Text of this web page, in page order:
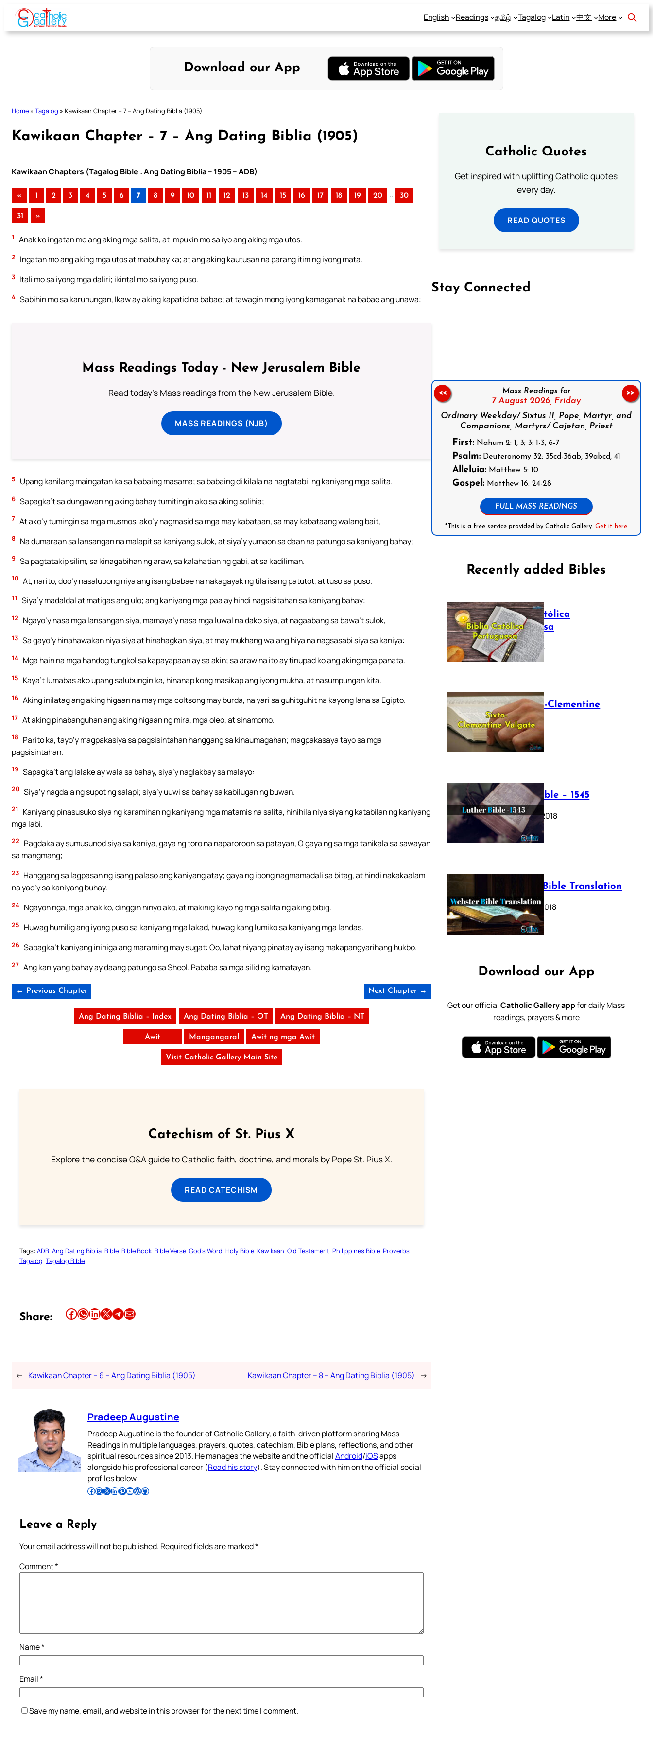
Skip
content
English Readings தமிழ் Tagalog Latin 中文 More
Download our App
Home » Tagalog » Kawikaan Chapter – 7 – Ang Dating Biblia (1905)
Kawikaan Chapter – 7 – Ang Dating Biblia (1905)
Kawikaan Chapters (Tagalog Bible : Ang Dating Biblia – 1905 – ADB)
« 1 2 3 4 5 6 7 8 9 10 11 12 13 14 15 16 17 18 19 20 .. 30
31 »
1 Anak ko ingatan mo ang aking mga salita, at impukin mo sa iyo ang aking mga utos.
2 Ingatan mo ang aking mga utos at mabuhay ka; at ang aking kautusan na parang itim ng iyong mata.
3 Itali mo sa iyong mga daliri; ikintal mo sa iyong puso.
4 Sabihin mo sa karunungan, Ikaw ay aking kapatid na babae; at tawagin mong iyong kamaganak na babae ang unawa:
Mass Readings Today - New Jerusalem Bible
Read today's Mass readings from the New Jerusalem Bible.
MASS READINGS (NJB)
5 Upang kanilang maingatan ka sa babaing masama; sa babaing di kilala na nagtatabil ng kaniyang mga salita.
6 Sapagka’t sa dungawan ng aking bahay tumitingin ako sa aking solihia;
7 At ako’y tumingin sa mga musmos, ako’y nagmasid sa mga may kabataan, sa may kabataang walang bait,
8 Na dumaraan sa lansangan na malapit sa kaniyang sulok, at siya’y yumaon sa daan na patungo sa kaniyang bahay;
9 Sa pagtatakip silim, sa kinagabihan ng araw, sa kalahatian ng gabi, at sa kadiliman.
10 At, narito, doo’y nasalubong niya ang isang babae na nakagayak ng tila isang patutot, at tuso sa puso.
11 Siya’y madaldal at matigas ang ulo; ang kaniyang mga paa ay hindi nagsisitahan sa kaniyang bahay:
12 Ngayo’y nasa mga lansangan siya, mamaya’y nasa mga luwal na dako siya, at nagaabang sa bawa’t sulok,
13 Sa gayo’y hinahawakan niya siya at hinahagkan siya, at may mukhang walang hiya na nagsasabi siya sa kaniya:
14 Mga hain na mga handog tungkol sa kapayapaan ay sa akin; sa araw na ito ay tinupad ko ang aking mga panata.
15 Kaya’t lumabas ako upang salubungin ka, hinanap kong masikap ang iyong mukha, at nasumpungan kita.
16 Aking inilatag ang aking higaan na may mga coltsong may burda, na yari sa guhitguhit na kayong lana sa Egipto.
17 At aking pinabanguhan ang aking higaan ng mira, mga oleo, at sinamomo.
18
Parito ka, tayo’y magpakasiya sa pagsisintahan hanggang sa kinaumagahan; magpakasaya tayo sa mga
pagsisintahan.
19 Sapagka’t ang lalake ay wala sa bahay, siya’y naglakbay sa malayo:
20 Siya’y nagdala ng supot ng salapi; siya’y uuwi sa bahay sa kabilugan ng buwan.
21
Kaniyang pinasusuko siya ng karamihan ng kaniyang mga matamis na salita, hinihila niya siya ng katabilan ng kaniyang
mga labi.
22
Pagdaka ay sumusunod siya sa kaniya, gaya ng toro na naparoroon sa patayan, O gaya ng sa mga tanikala sa sawayan
sa mangmang;
23 Hanggang sa lagpasan ng isang palaso ang kaniyang atay; gaya ng ibong nagmamadali sa bitag, at hindi nakakaalam
na yao’y sa kaniyang buhay.
24 Ngayon nga, mga anak ko, dinggin ninyo ako, at makinig kayo ng mga salita ng aking bibig.
25 Huwag humilig ang iyong puso sa kaniyang mga lakad, huwag kang lumiko sa kaniyang mga landas.
26 Sapagka’t kaniyang inihiga ang maraming may sugat: Oo, lahat niyang pinatay ay isang makapangyarihang hukbo.
27 Ang kaniyang bahay ay daang patungo sa Sheol. Pababa sa mga silid ng kamatayan.
← Previous Chapter Next Chapter →
Ang Dating Biblia – Index Ang Dating Biblia – OT Ang Dating Biblia – NT
Awit Mangangaral Awit ng mga Awit
Visit Catholic Gallery Main Site
Catechism of St. Pius X
Explore the concise Q&A guide to Catholic faith, doctrine, and morals by Pope St. Pius X.
READ CATECHISM
Tags: ADB Ang Dating Biblia Bible Bible Book Bible Verse God’s Word Holy Bible Kawikaan Old Testament Philippines Bible Proverbs
Tagalog Tagalog Bible
Share: Share this article on Facebook Share this article on WhatsApp Share this article on LinkedIn Share this article on X Share this article on TelegramEmail this Article
← Kawikaan Chapter – 6 – Ang Dating Biblia (1905) Kawikaan Chapter – 8 – Ang Dating Biblia (1905) →
Pradeep Augustine
Pradeep Augustine is the founder of Catholic Gallery, a faith-driven platform sharing Mass
Readings in multiple languages, prayers, quotes, catechism, Bible plans, reflections, and other
spiritual resources since 2013. He manages the website and the officialAndroid/iOSapps
alongside his professional career (Read his story). Stay connected with him on the official social
profiles below.
Follow Pradeep on Facebook Follow Pradeep on InstagramFollow Pradeep on X Follow Pradeep on LinkedIn Follow Pradeep on Pinterest Subscribe to Pradeep’s Youtube Channel Follow Pradeep on WordPress Follow Pradeep on GitHub
Leave a Reply
Your email address will not be published. Required fields are marked*
Comment*
Name*
Email*
Save my name, email, and website in this browser for the next time I comment.
Catholic Quotes
Get inspired with uplifting Catholic quotes
every day.
READ QUOTES
Stay Connected
Mass Readings for
7 August 2026, Friday
Ordinary Weekday/ Sixtus II, Pope, Martyr, and
Companions, Martyrs/ Cajetan, Priest
First:Nahum 2: 1, 3; 3: 1-3, 6-7
Psalm:Deuteronomy 32: 35cd-36ab, 39abcd, 41
Alleluia:Matthew 5: 10
Gospel:Matthew 16: 24-28
FULL MASS READINGS
*This is a free service provided by Catholic Gallery.Get it here
<< >>
Recently added Bibles
Bíblia Católica
Portuguesa
July 16, 2025
The Sixto-Clementine
Vulgate
July 12, 2025
Luther Bible – 1545
October 17, 2018
Webster Bible Translation
October 11, 2018
Download our App
Get our officialCatholic Gallery appfor daily Mass
readings, prayers & more